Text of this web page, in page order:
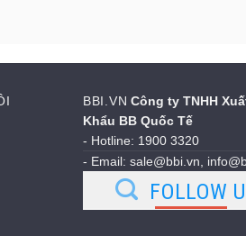
BBI.VN Công ty TNHH
Khẩu BB Quốc Tế
- Hotline: 1900 3320
- Email: sale@bbi.vn,
FOLLOW